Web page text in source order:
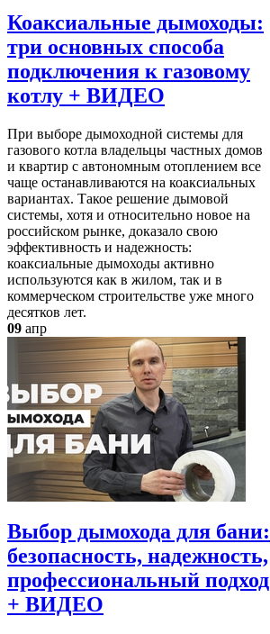
Коаксиальные дымоходы:
три основных способа
подключения к газовому
котлу + ВИДЕО
При выборе дымоходной системы для
газового котла владельцы частных домов
и квартир с автономным отоплением все
чаще останавливаются на коаксиальных
вариантах. Такое решение дымовой
системы, хотя и относительно новое на
российском рынке, доказало свою
эффективность и надежность:
коаксиальные дымоходы активно
используются как в жилом, так и в
коммерческом строительстве уже много
десятков лет.
09 апр
Выбор дымохода для бани:
безопасность, надежность,
профессиональный подход
+ ВИДЕО